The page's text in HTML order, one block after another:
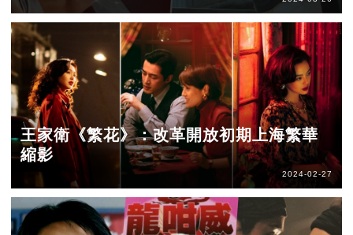
王家衛《繁花》：改革開放初期上海繁華
縮影
2024-02-27